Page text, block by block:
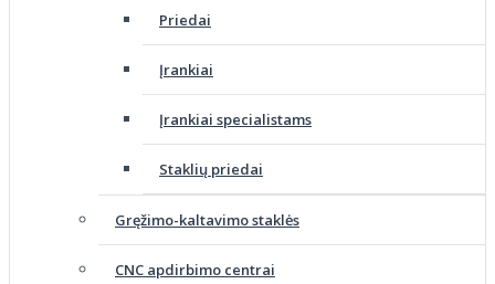
Priedai
Įrankiai
Įrankiai specialistams
Staklių priedai
Gręžimo-kaltavimo staklės
CNC apdirbimo centrai